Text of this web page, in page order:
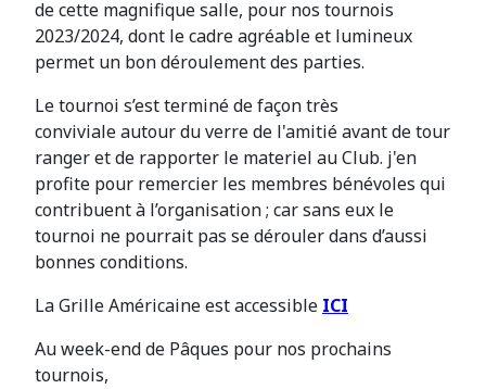
de cette magnifique salle, pour nos tournois
2023/2024, dont le cadre agréable et lumineux
permet un bon déroulement des parties.
Le tournoi s’est terminé de façon très
conviviale autour du verre de l'amitié avant de tour
ranger et de rapporter le materiel au Club. j'en
profite pour remercier les membres bénévoles qui
contribuent à l’organisation ; car sans eux le
tournoi ne pourrait pas se dérouler dans d’aussi
bonnes conditions.
La Grille Américaine est accessible ICI
Au week-end de Pâques pour nos prochains
tournois,